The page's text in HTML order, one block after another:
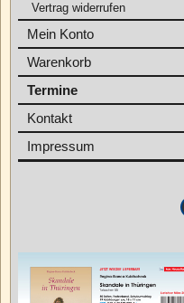
Vertrag widerrufen
Mein Konto
Warenkorb
Termine
Kontakt
Impressum